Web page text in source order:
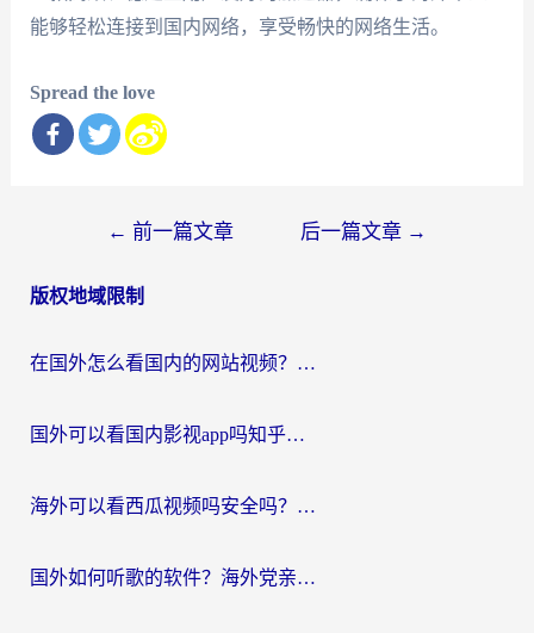
能够轻松连接到国内网络，享受畅快的网络生活。
Spread the love
导
← 前一篇文章 后一篇文章 →
版权地域限制
在国外怎么看国内的网站视频？别再踩坑！选对加速器秒回国内冲浪
国外可以看国内影视app吗知乎？留学生亲测有效的回国加速方案
海外可以看西瓜视频吗安全吗？留学生亲测：3步解决回国追剧难题，附靠谱加速器推荐
国外如何听歌的软件？海外党亲测有效的回国加速器指南